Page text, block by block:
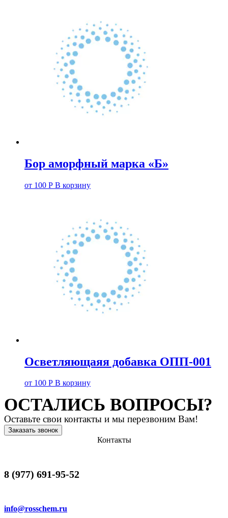
Бор аморфный марка «Б»
от 100 Р В корзину
Осветляющаяя добавка ОПП-001
от 100 Р В корзину
ОСТАЛИСЬ ВОПРОСЫ?
Оставьте свои контакты и мы перезвоним Вам!
Заказать звонок
Контакты
8 (977) 691-95-52
info@rosschem.ru